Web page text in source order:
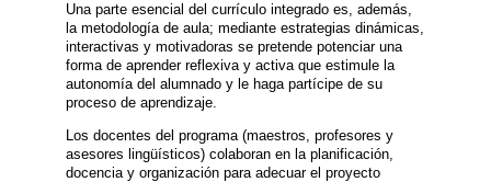
Una parte esencial del currículo integrado es, además,
la metodología de aula; mediante estrategias dinámicas,
interactivas y motivadoras se pretende potenciar una
forma de aprender reflexiva y activa que estimule la
autonomía del alumnado y le haga partícipe de su
proceso de aprendizaje.
Los docentes del programa (maestros, profesores y
asesores lingüísticos) colaboran en la planificación,
docencia y organización para adecuar el proyecto